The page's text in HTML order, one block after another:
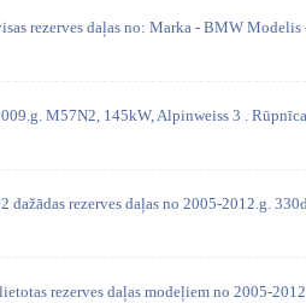
rezerves daļas no: Marka - BMW Modelis
M57N2, 145kW, Alpinweiss 3 .
dažādas rezerves daļas no 2005-2012.g.
rezerves daļas modeļiem no 2005-